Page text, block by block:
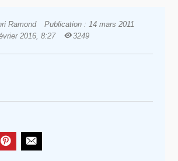
Ramond
Publication : 14 mars 2011
2016, 8:27
3249